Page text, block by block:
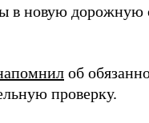
в новую дорожную
об
проверку.